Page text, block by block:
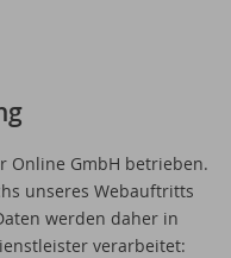
Online GmbH betrieben.
unseres Webauftritts
werden daher in
verarbeitet: